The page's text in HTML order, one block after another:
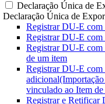
Declaração Única de
Declaração Única de
Registrar DU-E com
Registrar DU-E com
Registrar DU-E com
de um item
Registrar DU-E com
vinculado ao Item
Registrar e Retificar